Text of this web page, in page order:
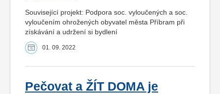
Související projekt: Podpora soc. vyloučených a soc.
vyloučením ohrožených obyvatel města Příbram při
získávání a udržení si bydlení
01. 09. 2022
Pečovat a ŽÍT DOMA je